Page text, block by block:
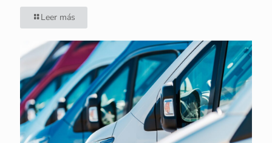
Leer más